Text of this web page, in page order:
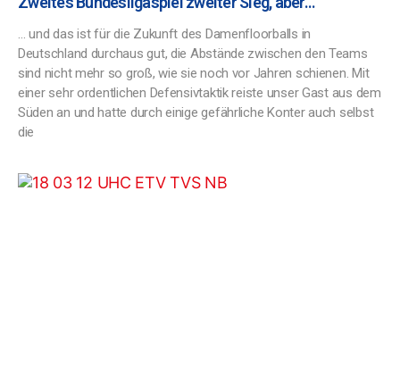
… und das ist für die Zukunft des Damenfloorballs in
Deutschland durchaus gut, die Abstände zwischen den Teams
sind nicht mehr so groß, wie sie noch vor Jahren schienen. Mit
einer sehr ordentlichen Defensivtaktik reiste unser Gast aus dem
Süden an und hatte durch einige gefährliche Konter auch selbst
die